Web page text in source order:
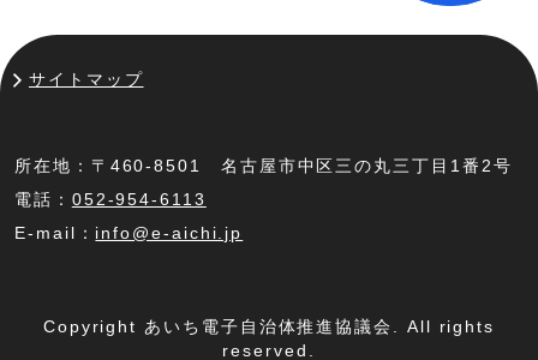
サイトマップ
所在地：〒460-8501 名古屋市中区三の丸三丁目1番2号
電話： 052-954-6113
E-mail： info@e-aichi.jp
Copyright あいち電子自治体推進協議会. All rights
reserved.